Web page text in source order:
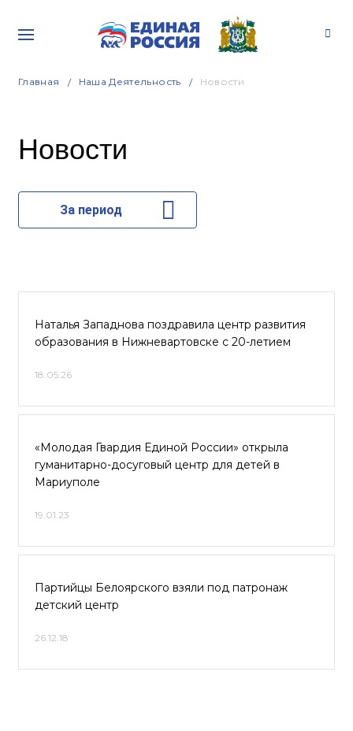
Главная Наша Деятельность Новости
Новости
За период
Наталья Западнова поздравила центр развития
образования в Нижневартовске с 20-летием
18.05.26
«Молодая Гвардия Единой России» открыла
гуманитарно-досуговый центр для детей в
Мариуполе
19.01.23
Партийцы Белоярского взяли под патронаж
детский центр
26.12.18